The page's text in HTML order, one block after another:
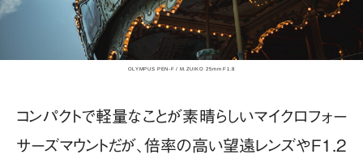
OLYMPUS PEN-F / M.ZUIKO 25mm F1.8
コンパクトで軽量なことが素晴らしいマイクロフォー
サーズマウントだが、倍率の高い望遠レンズやF1.2